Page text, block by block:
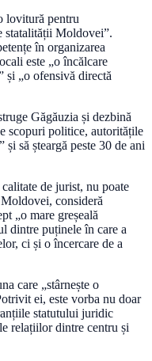
lovitură pentru
statalității Moldovei”.
în organizarea
este „o încălcare
și „o ofensivă directă
Găgăuzia și dezbină
scopuri politice, autoritățile
și să șteargă peste 30 de ani
de jurist, nu poate
consideră
„o mare greșeală
dintre puținele în care a
ci și o încercare de a
care „stârnește o
ei, este vorba nu doar
statutului juridic
relațiilor dintre centru și